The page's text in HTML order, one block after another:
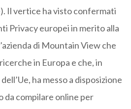
Il vertice ha visto confermati
Privacy europei in merito alla
di Mountain View che
in Europa e che, in
ha messo a disposizione
da compilare online per